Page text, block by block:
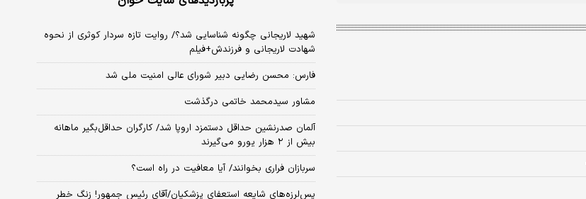
شهید لاریجانی چگونه شناسایی شد؟/ روایت تازه سردار کوثری از نحوه
شهادت لاریجانی و فرزندش+فیلم
فارس: محسن رضایی دبیر شورای عالی امنیت ملی شد
مشاور سیدمحمد خاتمی درگذشت
آلمان صدرنشین حداقل دستمزد اروپا شد/ کارگران حداقل‌بگیر ماهانه
بیش از ۲ هزار یورو می‌گیرند
سربازان فراری بخوانند/ آیا معافیت در راه است؟
پس‌لرزه‌های شایعه استعفای پزشکیان/آقای رئیس جمهور! زنگ خطر